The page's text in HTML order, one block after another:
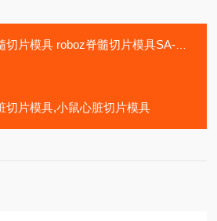
片模具 roboz脊髓切片模具SA-5120
切片模具,小鼠心脏切片模具